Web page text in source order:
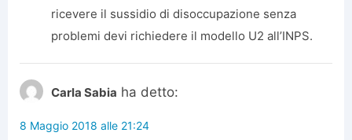
ricevere il sussidio di disoccupazione senza
problemi devi richiedere il modello U2 all’INPS.
Carla Sabia ha detto:
8 Maggio 2018 alle 21:24